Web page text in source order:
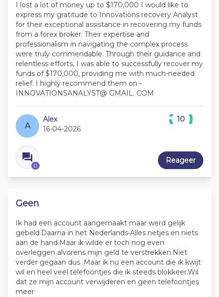
I lost a lot of money up to $170,000 I would like to
express my gratitude to Innovations recovery Analyst
for their exceptional assistance in recovering my funds
from a forex broker. Their expertise and
professionalism in navigating the complex process
were truly commendable. Through their guidance and
relentless efforts, I was able to successfully recover my
funds of $170,000, providing me with much-needed
relief. I highly recommend them on -
INNOVATIONSANALYST@ GMAIL. COM
A
Alex
16-04-2026
0
10
Reageer
Geen
Ik had een account aangemaakt maar werd gelijk
gebeld.Daarna in het Nederlands•Alles netjes en niets
aan de hand.Maar ik wilde er toch nog even
overleggen alvorens mijn geld te verstrekken.Niet
verder gegaan dus .Maar ik nu een account die ik kwijt
wil en heel veel telefoontjes die ik steeds blokkeer.Wil
dat ze mijn account verwijderen en geen telefoontjes
meer